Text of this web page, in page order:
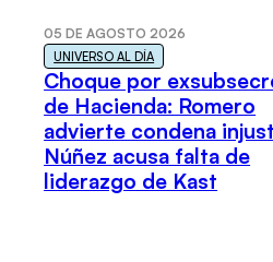
05 DE AGOSTO 2026
UNIVERSO AL DÍA
Choque por
de Hacienda: Romero
advierte condena
Núñez acusa falta de
liderazgo de Kast